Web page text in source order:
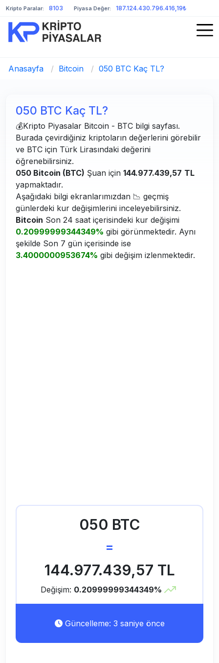
Kripto Paralar: 8103 Piyasa Değer: 187.124.430.796.416,19₺
Anasayfa / Bitcoin / 050 BTC Kaç TL?
050 BTC Kaç TL?
💰Kripto Piyasalar Bitcoin - BTC bilgi sayfası.
Burada çevirdiğiniz kriptoların değerlerini görebilir
ve BTC için Türk Lirasındaki değerini
öğrenebilirsiniz.
050 Bitcoin (BTC) Şuan için 144.977.439,57 TL
yapmaktadır.
Aşağıdaki bilgi ekranlarımızdan 📉 geçmiş
günlerdeki kur değişimlerini inceleyebilirsiniz.
Bitcoin Son 24 saat içerisindeki kur değişimi
0.20999999344349% gibi görünmektedir. Aynı
şekilde Son 7 gün içerisinde ise
3.4000000953674% gibi değişim izlenmektedir.
050 BTC
=
144.977.439,57 TL
Değişim: 0.20999999344349%
Güncelleme: 3 saniye önce